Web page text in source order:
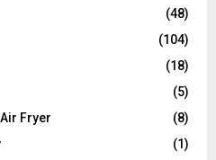
(48)
(104)
(18)
(5)
Fryer
(8)
(1)